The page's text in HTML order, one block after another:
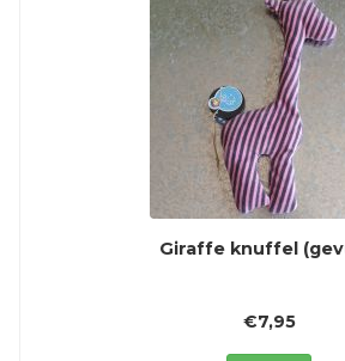
Giraffe knuffel
€7,95